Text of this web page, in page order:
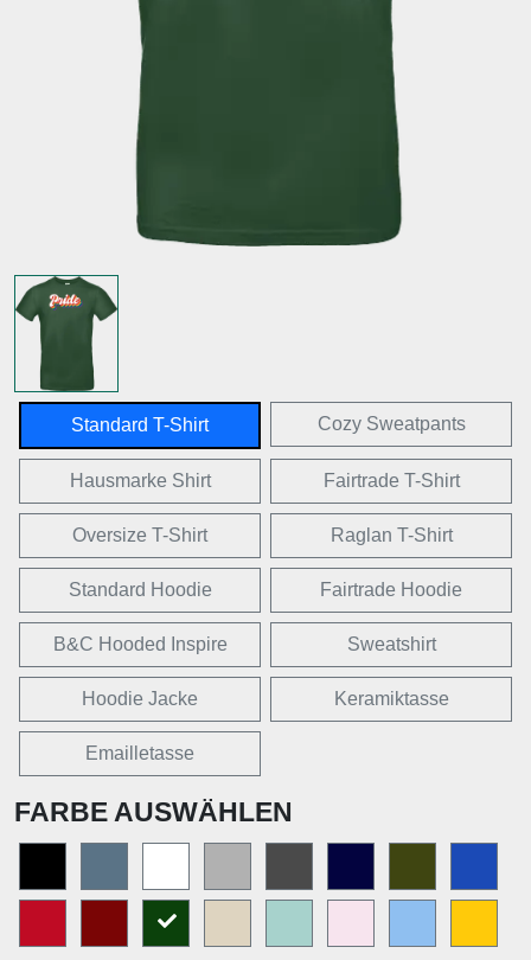
Standard T-Shirt Cozy Sweatpants
Hausmarke Shirt Fairtrade T-Shirt
Oversize T-Shirt Raglan T-Shirt
Standard Hoodie Fairtrade Hoodie
B&C Hooded Inspire Sweatshirt
Hoodie Jacke Keramiktasse
Emailletasse
FARBE AUSWÄHLEN